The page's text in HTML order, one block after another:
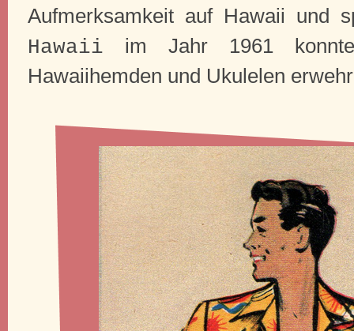
Aufmerksamkeit auf Hawaii und
Hawaii im Jahr 1961
Hawaiihemden und Ukulelen